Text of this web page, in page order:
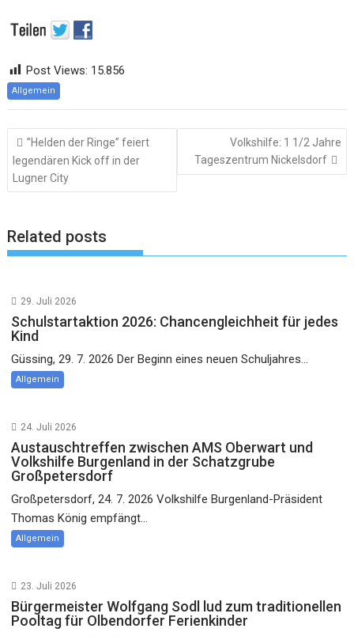
Post Views: 15.856
Allgemein
Beitragsnavigation
”Helden der Ringe” feiert
legendären Kick off in der
Lugner City
Volkshilfe: 1 1/2 Jahre
Tageszentrum Nickelsdorf
Related posts
29. Juli 2026
Schulstartaktion 2026: Chancengleichheit für jedes
Kind
Güssing, 29. 7. 2026 Der Beginn eines neuen Schuljahres...
Allgemein
24. Juli 2026
Austauschtreffen zwischen AMS Oberwart und
Volkshilfe Burgenland in der Schatzgrube
Großpetersdorf
Großpetersdorf, 24. 7. 2026 Volkshilfe Burgenland-Präsident
Thomas König empfängt...
Allgemein
23. Juli 2026
Bürgermeister Wolfgang Sodl lud zum traditionellen
Pooltag für Olbendorfer Ferienkinder